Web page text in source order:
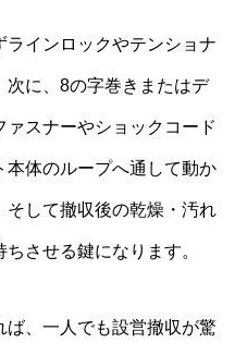
インロックやテンショナ
次に、8の字巻きまたはデ
スナーやショックコード
本体のループへ通して動か
そして撤収後の乾燥・汚れ
させる鍵になります。
ば、一人でも設営撤収が驚